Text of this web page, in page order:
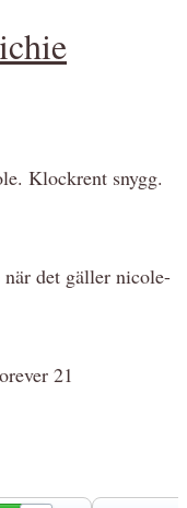
Klockrent snygg.
det gäller nicole-
21